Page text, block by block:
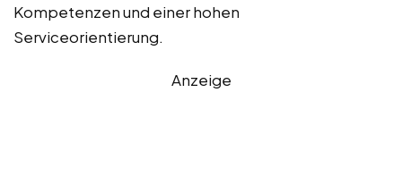
Kompetenzen und einer hohen
Serviceorientierung.
Anzeige